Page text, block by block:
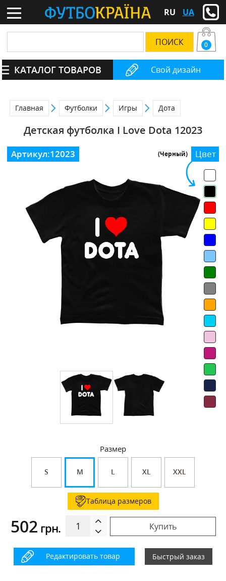
RU UA
Свой дизайн
0
КАТАЛОГ ТОВАРОВ
Главная Футболки Игры Дота
Детская футболка I Love Dota 12023
Цвет
(Черный)
Размер
S M L XL XXL
Таблица размеров
502 грн. Купить
Редактировать товар Быстрый заказ
Артикул:12023